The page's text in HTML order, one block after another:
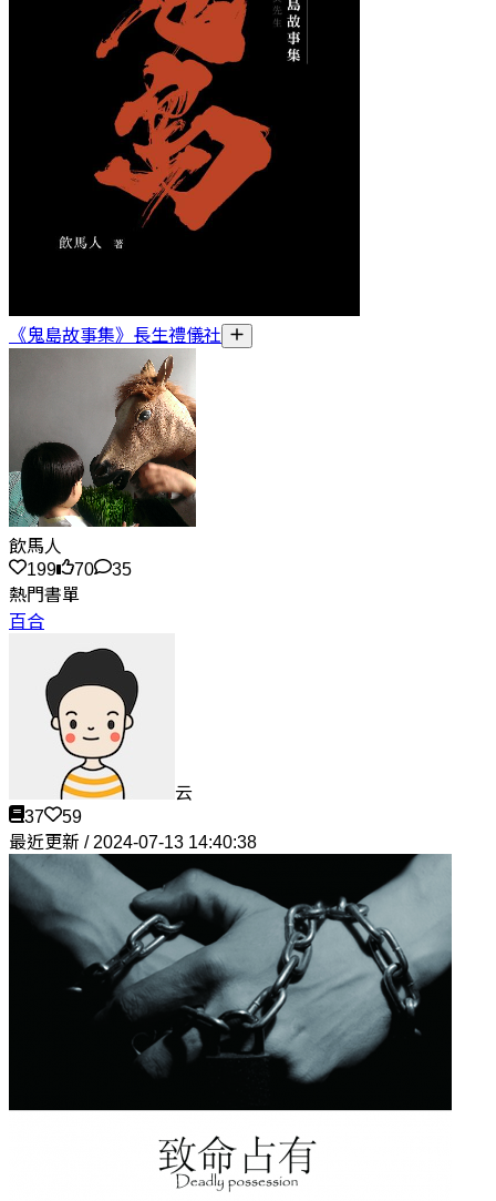
《鬼島故事集》長生禮儀社
飲馬人
199
70
35
熱門書單
百合
云
37
59
最近更新 / 2024-07-13 14:40:38